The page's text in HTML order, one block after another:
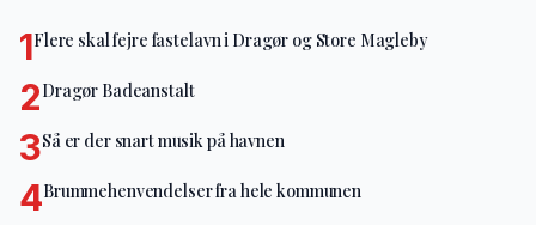
1Flere skal fejre fastelavn i Dragør og Store Magleby
2Dragør Badeanstalt
3Så er der snart musik på havnen
4Brummehenvendelser fra hele kommunen